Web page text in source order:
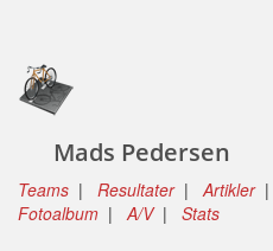
Mads Pedersen
Teams | Resultater|Artikler|
Fotoalbum |A/V| Stats